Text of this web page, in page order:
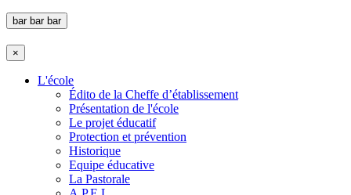
bar bar bar
×
L'école
Édito de la Cheffe d’établissement
Présentation de l'école
Le projet éducatif
Protection et prévention
Historique
Equipe éducative
La Pastorale